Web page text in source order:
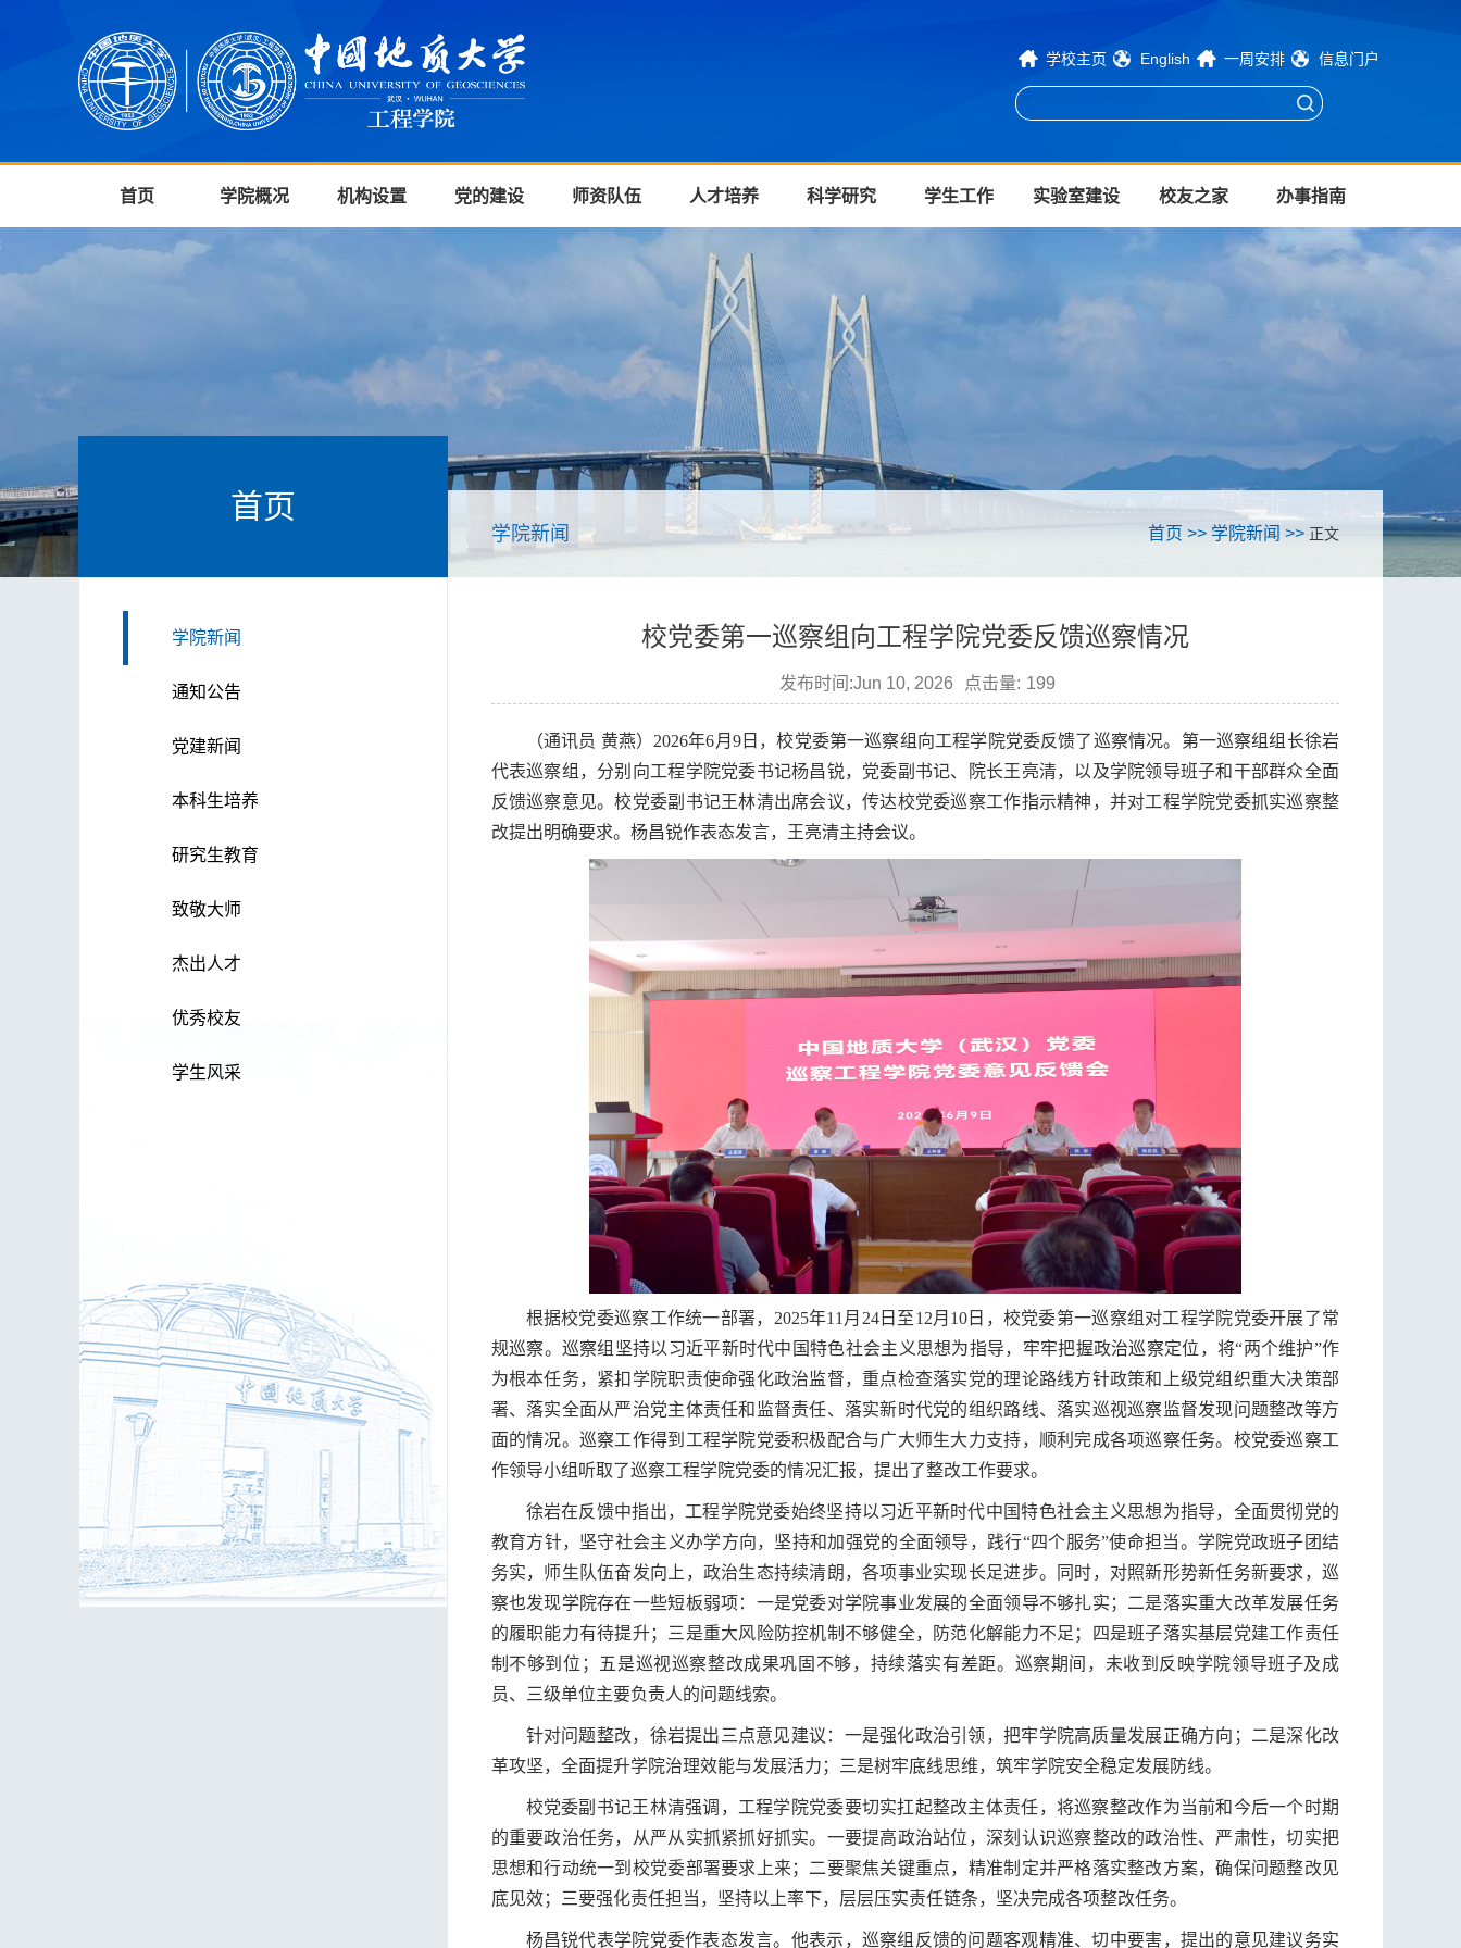
学校主页 English 一周安排 信息门户
首页 学院概况 机构设置 党的建设 师资队伍 人才培养 科学研究 学生工作 实验室建设 校友之家 办事指南
首页
学院新闻
通知公告
党建新闻
本科生培养
研究生教育
致敬大师
杰出人才
优秀校友
学生风采
学院新闻 首页 >> 学院新闻 >> 正文
校党委第一巡察组向工程学院党委反馈巡察情况
发布时间:Jun 10, 2026 点击量: 199
（通讯员 黄燕）2026年6月9日，校党委第一巡察组向工程学院党委反馈了巡察情况。第一巡察组组长徐岩
代表巡察组，分别向工程学院党委书记杨昌锐，党委副书记、院长王亮清，以及学院领导班子和干部群众全面
反馈巡察意见。校党委副书记王林清出席会议，传达校党委巡察工作指示精神，并对工程学院党委抓实巡察整
改提出明确要求。杨昌锐作表态发言，王亮清主持会议。
根据校党委巡察工作统一部署，2025年11月24日至12月10日，校党委第一巡察组对工程学院党委开展了常
规巡察。巡察组坚持以习近平新时代中国特色社会主义思想为指导，牢牢把握政治巡察定位，将“两个维护”作
为根本任务，紧扣学院职责使命强化政治监督，重点检查落实党的理论路线方针政策和上级党组织重大决策部
署、落实全面从严治党主体责任和监督责任、落实新时代党的组织路线、落实巡视巡察监督发现问题整改等方
面的情况。巡察工作得到工程学院党委积极配合与广大师生大力支持，顺利完成各项巡察任务。校党委巡察工
作领导小组听取了巡察工程学院党委的情况汇报，提出了整改工作要求。
徐岩在反馈中指出，工程学院党委始终坚持以习近平新时代中国特色社会主义思想为指导，全面贯彻党的
教育方针，坚守社会主义办学方向，坚持和加强党的全面领导，践行“四个服务”使命担当。学院党政班子团结
务实，师生队伍奋发向上，政治生态持续清朗，各项事业实现长足进步。同时，对照新形势新任务新要求，巡
察也发现学院存在一些短板弱项：一是党委对学院事业发展的全面领导不够扎实；二是落实重大改革发展任务
的履职能力有待提升；三是重大风险防控机制不够健全，防范化解能力不足；四是班子落实基层党建工作责任
制不够到位；五是巡视巡察整改成果巩固不够，持续落实有差距。巡察期间，未收到反映学院领导班子及成
员、三级单位主要负责人的问题线索。
针对问题整改，徐岩提出三点意见建议：一是强化政治引领，把牢学院高质量发展正确方向；二是深化改
革攻坚，全面提升学院治理效能与发展活力；三是树牢底线思维，筑牢学院安全稳定发展防线。
校党委副书记王林清强调，工程学院党委要切实扛起整改主体责任，将巡察整改作为当前和今后一个时期
的重要政治任务，从严从实抓紧抓好抓实。一要提高政治站位，深刻认识巡察整改的政治性、严肃性，切实把
思想和行动统一到校党委部署要求上来；二要聚焦关键重点，精准制定并严格落实整改方案，确保问题整改见
底见效；三要强化责任担当，坚持以上率下，层层压实责任链条，坚决完成各项整改任务。
杨昌锐代表学院党委作表态发言。他表示，巡察组反馈的问题客观精准、切中要害，提出的意见建议务实